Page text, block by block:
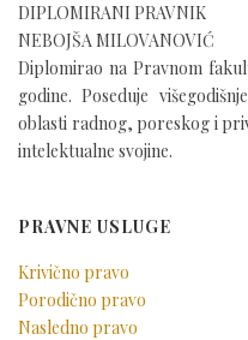
DIPLOMIRANI PRAVNIK
NEBOJŠA MILOVANOVIĆ
Diplomirao na Pravnom
godine. Poseduje
oblasti radnog, poreskog i
intelektualne svojine.
PRAVNE USLUGE
Krivično pravo
Porodično pravo
Nasledno pravo